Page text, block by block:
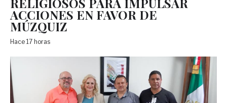
ACCIONES EN FAVOR DE
MÚZQUIZ
Hace 17 horas